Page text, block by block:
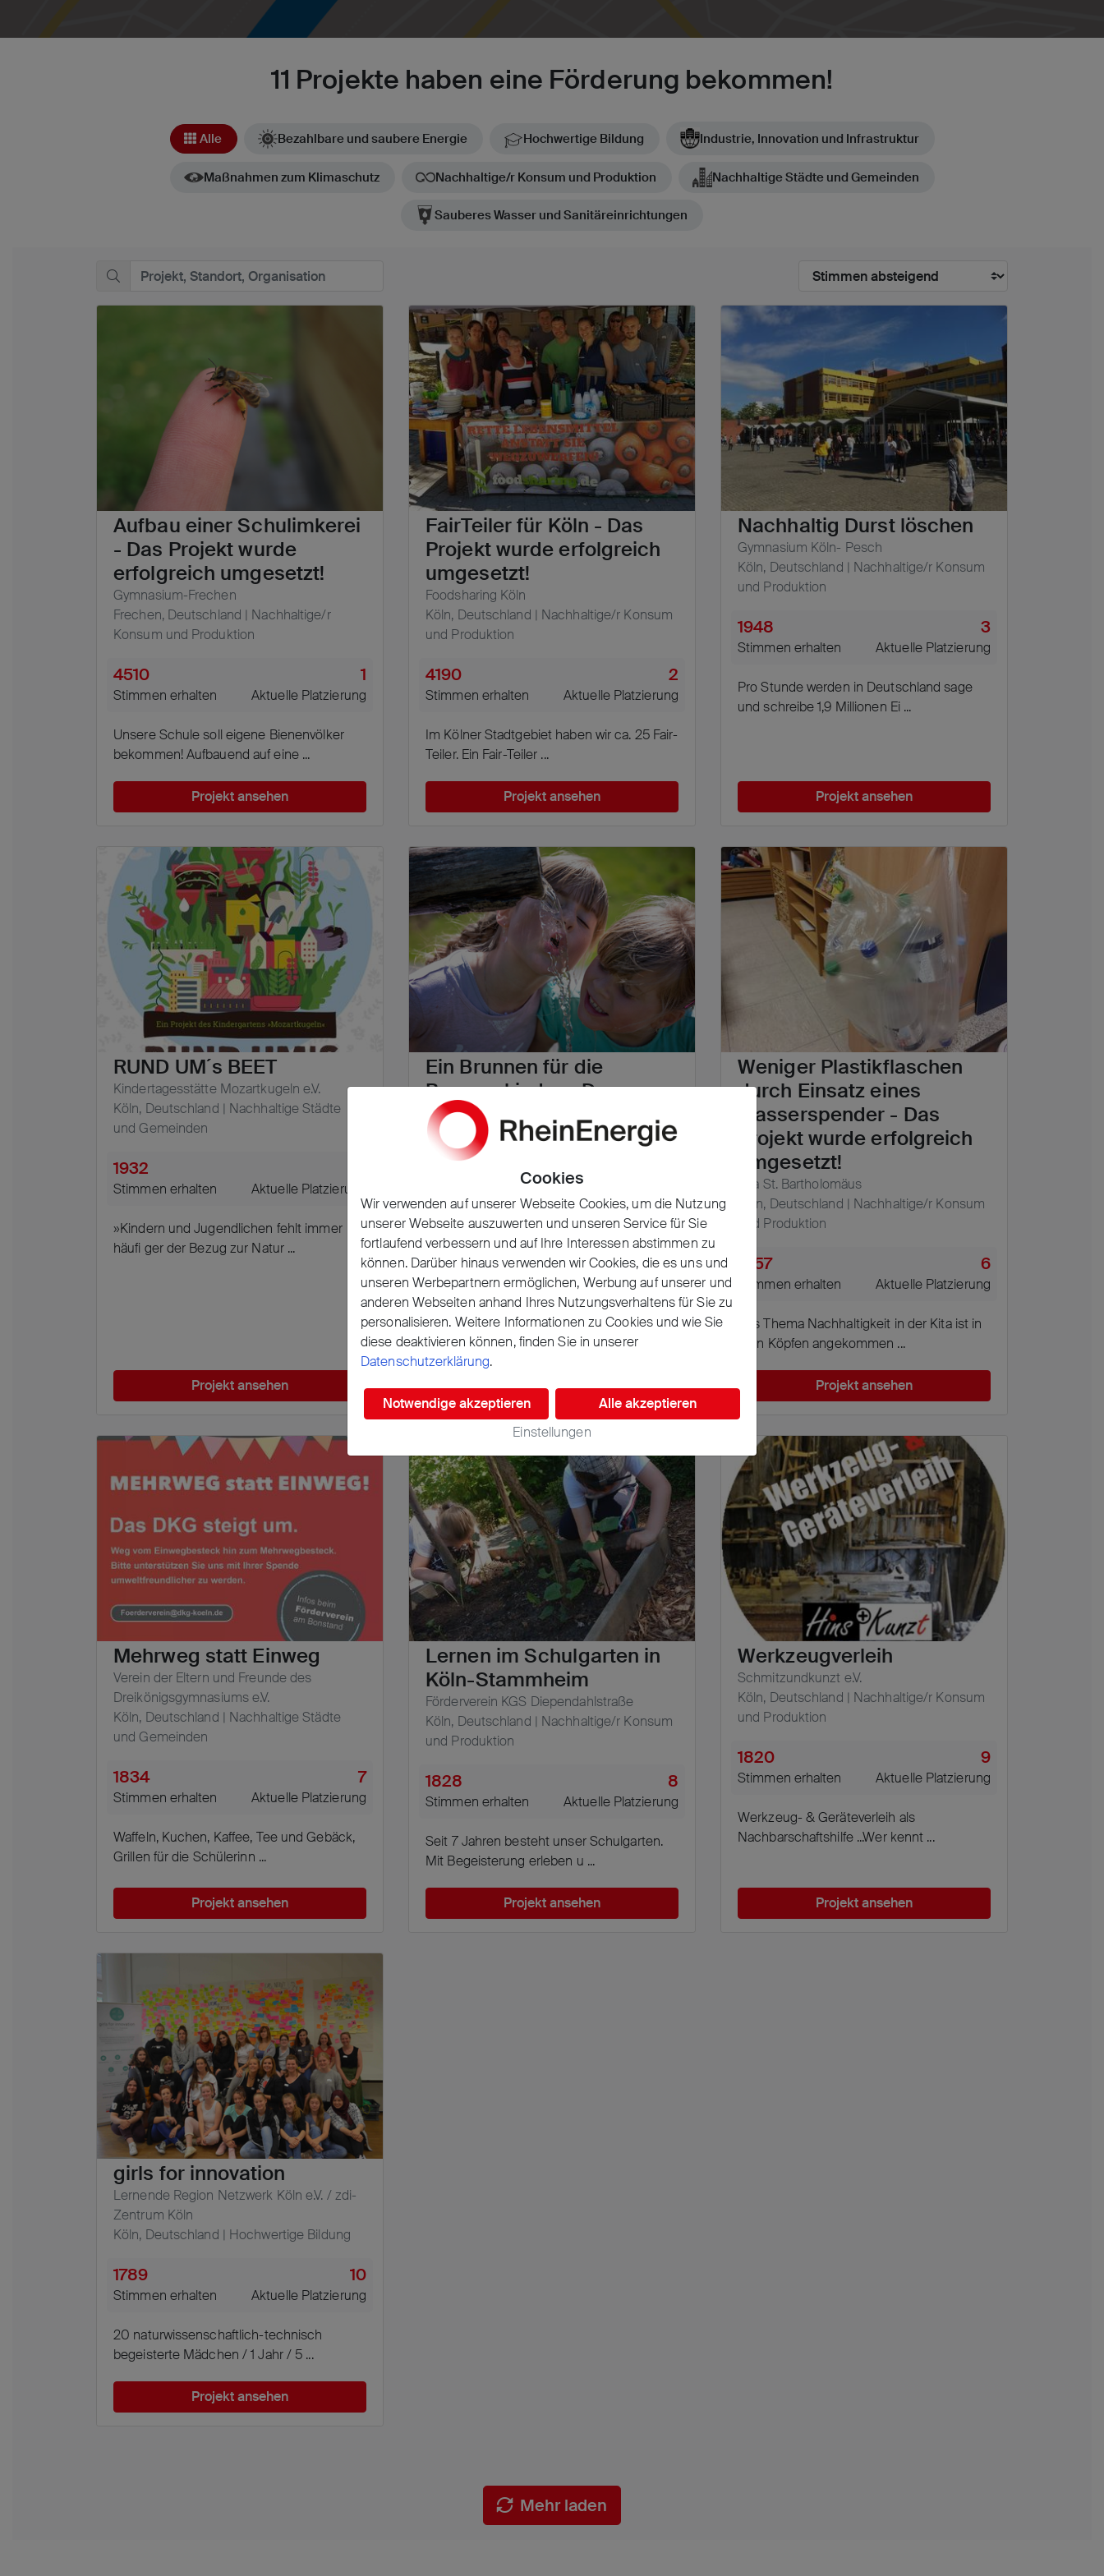
Cookies
Wir verwenden auf unserer Webseite Cookies, um die Nutzung
unserer Webseite auszuwerten und unseren Service für Sie
fortlaufend verbessern und auf Ihre Interessen abstimmen zu
können. Darüber hinaus verwenden wir Cookies, die es uns und
unseren Werbepartnern ermöglichen, Werbung auf unserer und
anderen Webseiten anhand Ihres Nutzungsverhaltens für Sie zu
personalisieren. Weitere Informationen zu Cookies und wie Sie
diese deaktivieren können, finden Sie in unserer
Datenschutzerklärung.
Notwendige akzeptieren
Alle akzeptieren
Einstellungen
11 Projekte haben eine Förderung bekommen!
Alle Bezahlbare und saubere Energie Hochwertige Bildung Industrie, Innovation und Infrastruktur
Maßnahmen zum Klimaschutz Nachhaltige/r Konsum und Produktion Nachhaltige Städte und Gemeinden
Sauberes Wasser und Sanitäreinrichtungen
Sortieren nach:
Aufbau einer Schulimkerei
- Das Projekt wurde
erfolgreich umgesetzt!
Gymnasium-Frechen
Frechen, Deutschland | Nachhaltige/r
Konsum und Produktion
4510
Stimmen erhalten
1
Aktuelle Platzierung
Unsere Schule soll eigene Bienenvölker
bekommen! Aufbauend auf eine ...
Projekt ansehen
FairTeiler für Köln - Das
Projekt wurde erfolgreich
umgesetzt!
Foodsharing Köln
Köln, Deutschland | Nachhaltige/r Konsum
und Produktion
4190
Stimmen erhalten
2
Aktuelle Platzierung
Im Kölner Stadtgebiet haben wir ca. 25 Fair-
Teiler. Ein Fair-Teiler ...
Projekt ansehen
Nachhaltig Durst löschen
Gymnasium Köln- Pesch
Köln, Deutschland | Nachhaltige/r Konsum
und Produktion
1948
Stimmen erhalten
3
Aktuelle Platzierung
Pro Stunde werden in Deutschland sage
und schreibe 1,9 Millionen Ei ...
Projekt ansehen
RUND UM´s BEET
Kindertagesstätte Mozartkugeln e.V.
Köln, Deutschland | Nachhaltige Städte
und Gemeinden
1932
Stimmen erhalten Aktuelle Platzierung
»Kindern und Jugendlichen fehlt immer
häufi ger der Bezug zur Natur ...
Projekt ansehen
Ein Brunnen für die
Brunnenkinder - Das
Projekt wurde erfolgreich
umgesetzt!
Kindertagesstätte & Familienzentrum
Brunnenkinder e.V.
Köln, Deutschland | Nachhaltige/r Konsum
und Produktion
1898
Stimmen erhalten
5
Aktuelle Platzierung
Dat Wasser vun Kölle es jot – finden auch
die Kinder der Kita Brunn ...
Projekt ansehen
Weniger Plastikflaschen
durch Einsatz eines
Wasserspender - Das
Projekt wurde erfolgreich
umgesetzt!
Kita St. Bartholomäus
Köln, Deutschland | Nachhaltige/r Konsum
und Produktion
1857
Stimmen erhalten
6
Aktuelle Platzierung
Das Thema Nachhaltigkeit in der Kita ist in
allen Köpfen angekommen ...
Projekt ansehen
Mehrweg statt Einweg
Verein der Eltern und Freunde des
Dreikönigsgymnasiums e.V.
Köln, Deutschland | Nachhaltige Städte
und Gemeinden
1834
Stimmen erhalten
7
Aktuelle Platzierung
Waffeln, Kuchen, Kaffee, Tee und Gebäck,
Grillen für die Schülerinn ...
Projekt ansehen
Lernen im Schulgarten in
Köln-Stammheim
Förderverein KGS Diependahlstraße
Köln, Deutschland | Nachhaltige/r Konsum
und Produktion
1828
Stimmen erhalten
8
Aktuelle Platzierung
Seit 7 Jahren besteht unser Schulgarten.
Mit Begeisterung erleben u ...
Projekt ansehen
Werkzeugverleih
Schmitzundkunzt e.V.
Köln, Deutschland | Nachhaltige/r Konsum
und Produktion
1820
Stimmen erhalten
9
Aktuelle Platzierung
Werkzeug- & Geräteverleih als
Nachbarschaftshilfe ...Wer kennt ...
Projekt ansehen
girls for innovation
Lernende Region Netzwerk Köln e.V. / zdi-
Zentrum Köln
Köln, Deutschland | Hochwertige Bildung
1789
Stimmen erhalten
10
Aktuelle Platzierung
20 naturwissenschaftlich-technisch
begeisterte Mädchen / 1 Jahr / 5 ...
Projekt ansehen
Mehr laden